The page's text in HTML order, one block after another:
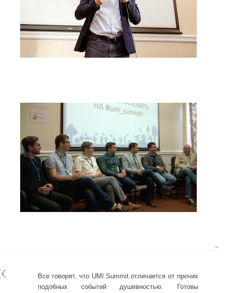
Все говорят, что UMI.Summit отличается от прочих
подобных событий душевностью. Готовы